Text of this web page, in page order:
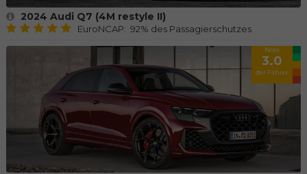
2024 Audi Q7 (4M restyle II)
EuroNCAP: 92% des Passagierschutzes
Note
3.0
der Fahrer